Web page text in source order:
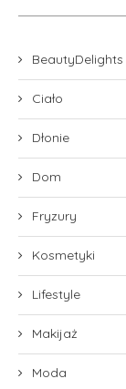
BeautyDelights
Ciało
Dłonie
Dom
Fryzury
Kosmetyki
Lifestyle
Makijaż
Moda